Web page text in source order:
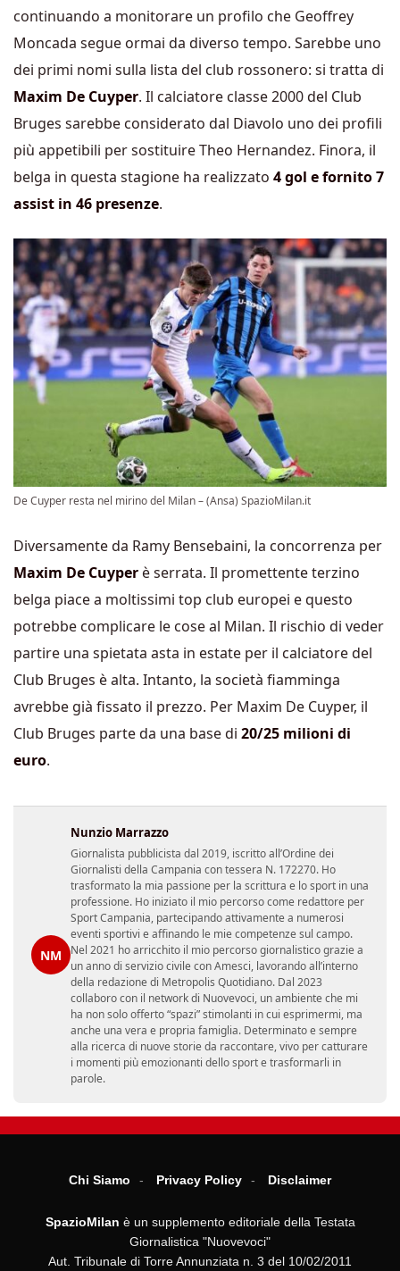
continuando a monitorare un profilo che Geoffrey
Moncada segue ormai da diverso tempo. Sarebbe uno
dei primi nomi sulla lista del club rossonero: si tratta di
Maxim De Cuyper. Il calciatore classe 2000 del Club
Bruges sarebbe considerato dal Diavolo uno dei profili
più appetibili per sostituire Theo Hernandez. Finora, il
belga in questa stagione ha realizzato 4 gol e fornito 7
assist in 46 presenze.
De Cuyper resta nel mirino del Milan – (Ansa) SpazioMilan.it
Diversamente da Ramy Bensebaini, la concorrenza per
Maxim De Cuyper è serrata. Il promettente terzino
belga piace a moltissimi top club europei e questo
potrebbe complicare le cose al Milan. Il rischio di veder
partire una spietata asta in estate per il calciatore del
Club Bruges è alta. Intanto, la società fiamminga
avrebbe già fissato il prezzo. Per Maxim De Cuyper, il
Club Bruges parte da una base di 20/25 milioni di
euro.
NM
Nunzio Marrazzo
Giornalista pubblicista dal 2019, iscritto all’Ordine dei
Giornalisti della Campania con tessera N. 172270. Ho
trasformato la mia passione per la scrittura e lo sport in una
professione. Ho iniziato il mio percorso come redattore per
Sport Campania, partecipando attivamente a numerosi
eventi sportivi e affinando le mie competenze sul campo.
Nel 2021 ho arricchito il mio percorso giornalistico grazie a
un anno di servizio civile con Amesci, lavorando all’interno
della redazione di Metropolis Quotidiano. Dal 2023
collaboro con il network di Nuovevoci, un ambiente che mi
ha non solo offerto “spazi” stimolanti in cui esprimermi, ma
anche una vera e propria famiglia. Determinato e sempre
alla ricerca di nuove storie da raccontare, vivo per catturare
i momenti più emozionanti dello sport e trasformarli in
parole.
Chi Siamo Privacy Policy Disclaimer
SpazioMilan è un supplemento editoriale della Testata
Giornalistica "Nuovevoci"
Aut. Tribunale di Torre Annunziata n. 3 del 10/02/2011